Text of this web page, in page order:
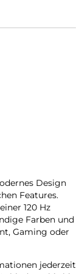
Design
Features.
120 Hz
Farben und
Gaming oder
jederzeit